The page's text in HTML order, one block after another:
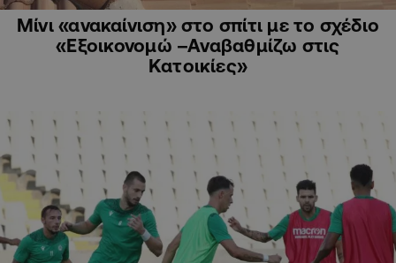
Μίνι «ανακαίνιση» στο σπίτι με το σχέδιο
«Εξοικονομώ –Αναβαθμίζω στις
Κατοικίες»